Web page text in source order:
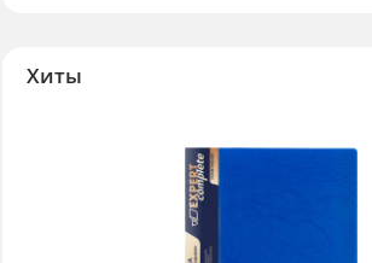
Хиты